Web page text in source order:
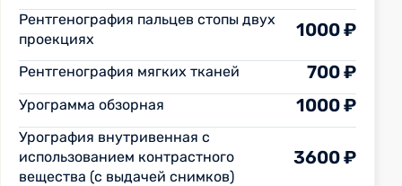
Рентгенография пальцев стопы двух
проекциях
1000 ₽
Рентгенография мягких тканей 700 ₽
Урограмма обзорная 1000 ₽
Урография внутривенная с
использованием контрастного
вещества (с выдачей снимков)
3600 ₽